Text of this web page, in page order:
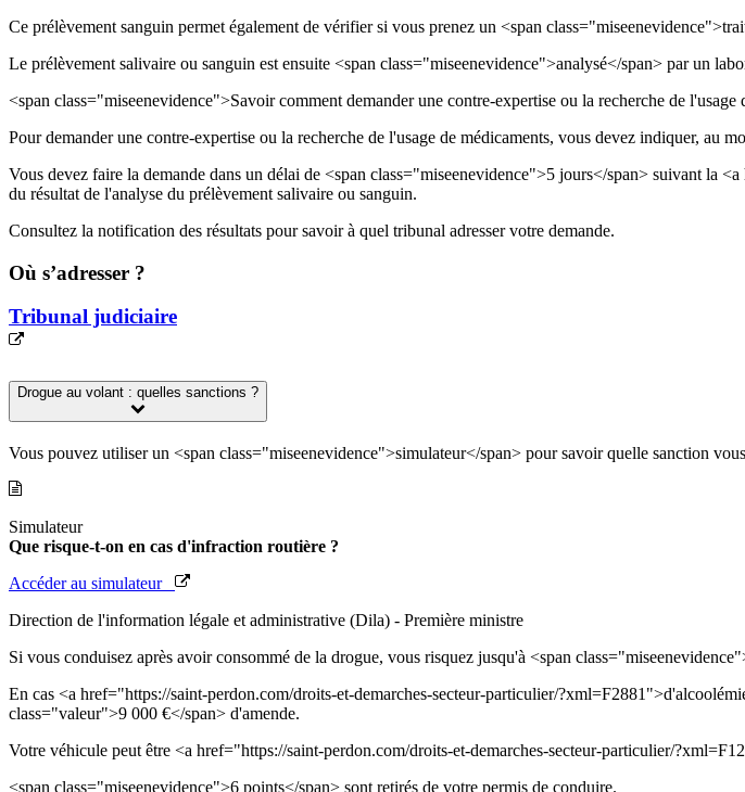
Ce prélèvement sanguin permet également de vérifier si vous prenez un <span
Le prélèvement salivaire ou sanguin est ensuite <span class="miseenevidence">analysé</span> par un
<span class="miseenevidence">Savoir comment demander une contre-expertise ou la recherche de l'usage
Pour demander une contre-expertise ou la recherche de l'usage de médicaments, vous devez indiquer, au
Vous devez faire la demande dans un délai de <span class="miseenevidence">5 jours</span> suivant
du résultat de l'analyse du prélèvement salivaire ou sanguin.
Consultez la notification des résultats pour savoir à quel tribunal adresser votre demande.
Où s’adresser ?
Tribunal judiciaire
Drogue au volant : quelles sanctions ?
Vous pouvez utiliser un <span class="miseenevidence">simulateur</span> pour savoir quelle sanction
Simulateur
Que risque-t-on en cas d'infraction routière ?
Accéder au simulateur
Direction de l'information légale et administrative (Dila) - Première ministre
Si vous conduisez après avoir consommé de la drogue, vous risquez jusqu'à <span
En cas <a href="https://saint-perdon.com/droits-et-demarches-secteur-particulier/
class="valeur">9 000 €</span> d'amende.
Votre véhicule peut être <a href="https://saint-perdon.com/droits-et-demarches-secteur-particulier/
<span class="miseenevidence">6 points</span> sont retirés de votre permis de conduire.